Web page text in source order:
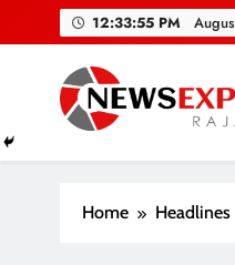
12:33:56 PM
Home Headlines